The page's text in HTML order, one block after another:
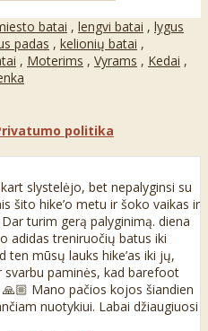
batai , lengvi batai , lygus
padas , kelionių batai ,
, Moterims , Vyrams , Kedai ,
politika
slystelėjo, bet nepalyginsi su
šito hike’o metu ir šoko vaikas ir
turim gerą palyginimą. diena
adidas treniruočių batus iki
mūsų lauks hike’as iki jų,
svarbu paminės, kad barefoot
Mano pačios kojos šiandien
nuotykiui. Labai džiaugiuosi